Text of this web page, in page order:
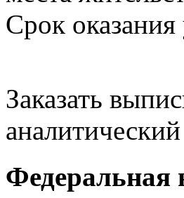
Срок
Заказать
Федеральная